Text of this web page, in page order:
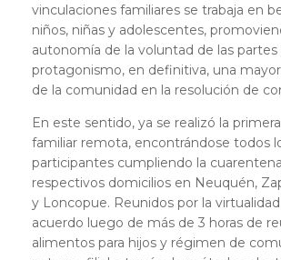
vinculaciones familiares se trabaja en
niños, niñas y adolescentes,
autonomía de la voluntad de las partes
protagonismo, en definitiva, una
de la comunidad en la resolución de
En este sentido, ya se realizó la
familiar remota, encontrándose todos
participantes cumpliendo la
respectivos domicilios en Neuquén,
y Loncopue. Reunidos por la
acuerdo luego de más de 3 horas de
alimentos para hijos y régimen de